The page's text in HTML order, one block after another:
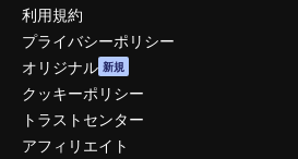
利用規約
プライバシーポリシー
オリジナル 新規
クッキーポリシー
トラストセンター
アフィリエイト